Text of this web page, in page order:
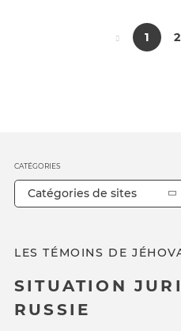
1 2
LES TÉMOINS DE
SITUATION
RUSSIE
CATÉGORIES
Catégories de sites